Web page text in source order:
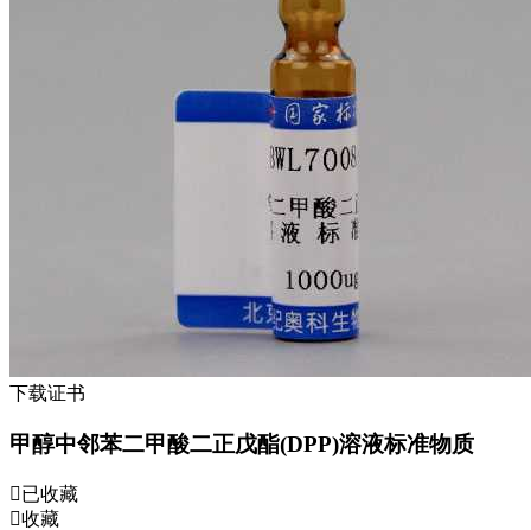
下载证书
甲醇中邻苯二甲酸二正戊酯(DPP)溶液标准物质
已收藏
收藏